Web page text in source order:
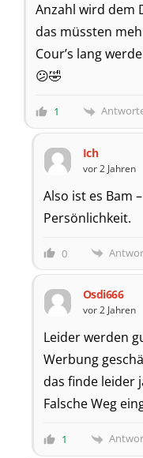
Anzahl wird dem
das müssten
Cour’s lang
😕🤣
1
Ich
vor 2 Jahren
Also ist es Bam
Persönlichkeit.
0
Osdi666
vor 2 Jahren
Leider werden
Werbung
das finde leider
Falsche Weg
1